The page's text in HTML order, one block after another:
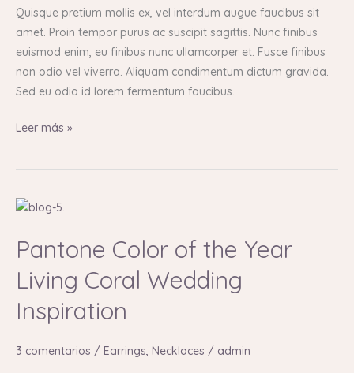
Quisque pretium mollis ex, vel interdum augue faucibus sit
amet. Proin tempor purus ac suscipit sagittis. Nunc finibus
euismod enim, eu finibus nunc ullamcorper et. Fusce finibus
non odio vel viverra. Aliquam condimentum dictum gravida.
Sed eu odio id lorem fermentum faucibus.
Leer más »
Pantone Color of the Year
Living Coral Wedding
Inspiration
3 comentarios / Earrings, Necklaces / admin
Pantone
of
Year
Living
Coral
Wedding